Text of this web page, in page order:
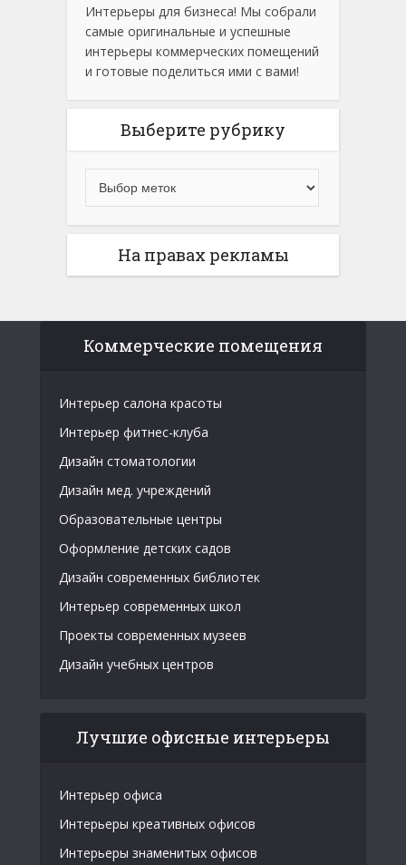
Интерьеры для бизнеса! Мы собрали
самые оригинальные и успешные
интерьеры коммерческих помещений
и готовые поделиться ими с вами!
Выберите рубрику
На правах рекламы
Коммерческие помещения
Интерьер салона красоты
Интерьер фитнес-клуба
Дизайн стоматологии
Дизайн мед. учреждений
Образовательные центры
Оформление детских садов
Дизайн современных библиотек
Интерьер современных школ
Проекты современных музеев
Дизайн учебных центров
Лучшие офисные интерьеры
Интерьер офиса
Интерьеры креативных офисов
Интерьеры знаменитых офисов